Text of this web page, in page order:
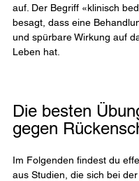
auf. Der Begriff «klinisch
besagt, dass eine
und spürbare Wirkung auf
Leben hat.
Die besten
gegen
Im Folgenden findest du
aus Studien, die sich bei